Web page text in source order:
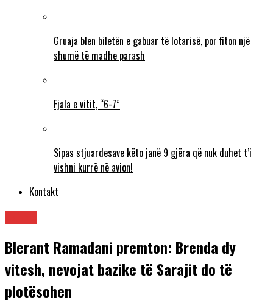
Gruaja blen biletën e gabuar të lotarisë, por fiton një
shumë të madhe parash
Fjala e vitit, “6-7”
Sipas stjuardesave këto janë 9 gjëra që nuk duhet t’i
vishni kurrë në avion!
Kontakt
Blerant Ramadani premton: Brenda dy
vitesh, nevojat bazike të Sarajit do të
plotësohen